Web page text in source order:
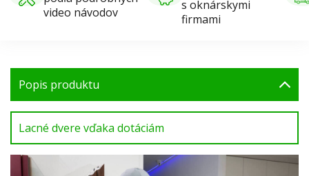
video návodov
s oknárskymi
firmami
Popis produktu
Lacné dvere vďaka dotáciám